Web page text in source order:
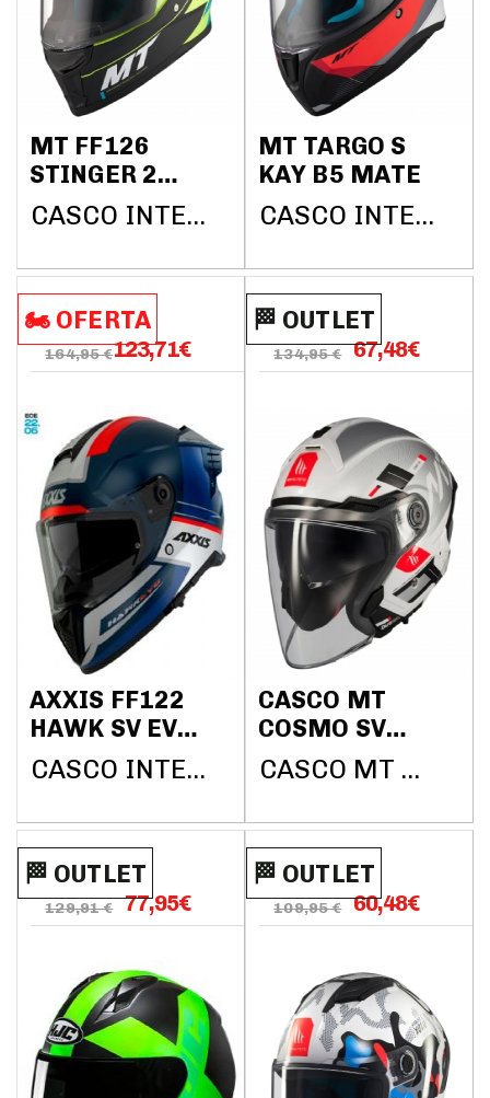
MT FF126
STINGER 2
ZIVZE C3
MATE FLUOR
CASCO INTEGRAL MT HELMETS
MT TARGO S
KAY B5 MATE
CASCO INTEGRAL MT HELMETS
🏍️​​ OFERTA
164,95 €123,71€
AXXIS FF122
HAWK SV EVO
2206
DAYTONA C7
CASCO INTEGRAL AXXIS HELMETS
🏁​​​​ OUTLET
134,95 € 67,48€
CASCO MT
COSMO SV
SILENCE A2
BRILLO
CASCO MT COSMO SV SILENCE A2 BRILLO
🏁​​​​ OUTLET
129,91 € 77,95€
🏁​​​​ OUTLET
109,95 € 60,48€